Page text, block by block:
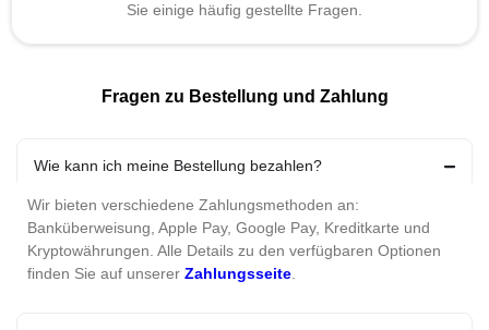
Sie einige häufig gestellte Fragen.
Fragen zu Bestellung und Zahlung
Wie kann ich meine Bestellung bezahlen?
Wir bieten verschiedene Zahlungsmethoden an:
Banküberweisung, Apple Pay, Google Pay, Kreditkarte und
Kryptowährungen. Alle Details zu den verfügbaren Optionen
finden Sie auf unserer Zahlungsseite